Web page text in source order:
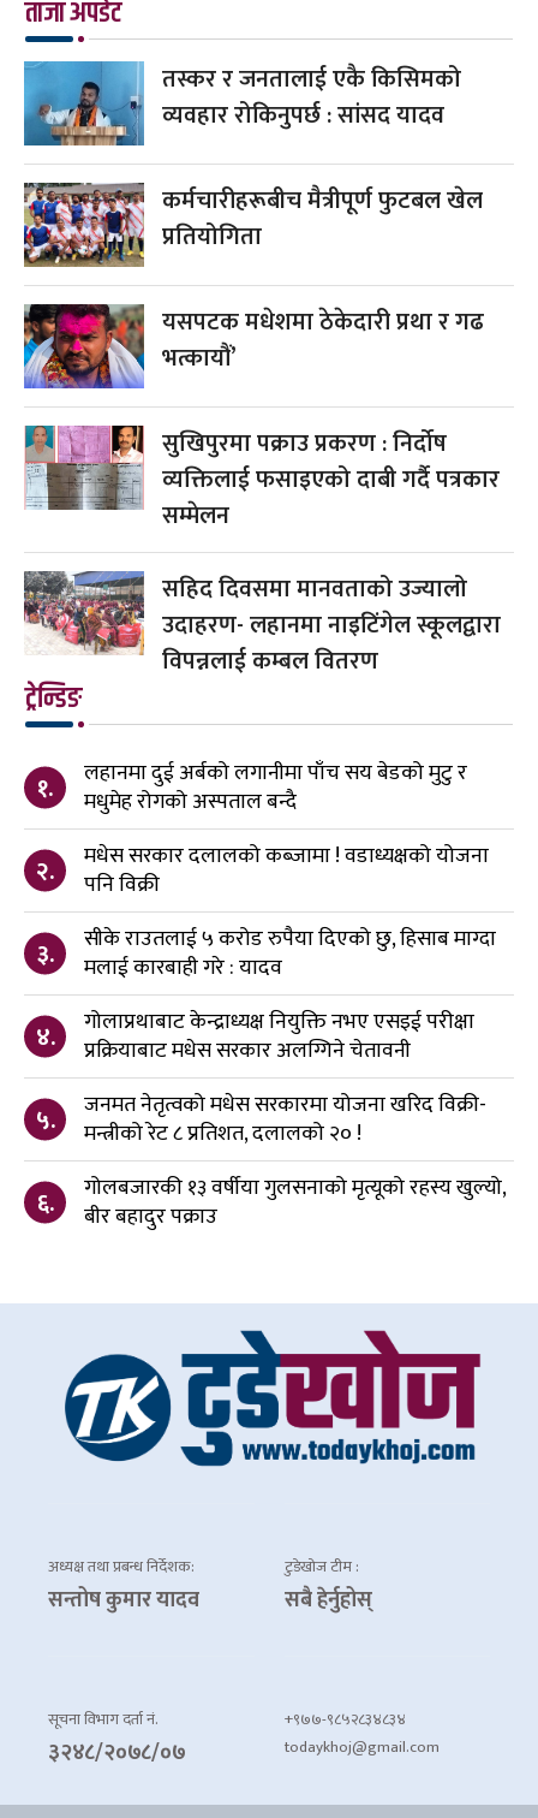
ताजा अपडेट
तस्कर र जनतालाई एकै किसिमको
व्यवहार रोकिनुपर्छ : सांसद यादव
कर्मचारीहरूबीच मैत्रीपूर्ण फुटबल खेल
प्रतियोगिता
यसपटक मधेशमा ठेकेदारी प्रथा र गढ
भत्कायौं’
सुखिपुरमा पक्राउ प्रकरण : निर्दोष
व्यक्तिलाई फसाइएको दाबी गर्दै पत्रकार
सम्मेलन
सहिद दिवसमा मानवताको उज्यालो
उदाहरण- लहानमा नाइटिंगेल स्कूलद्वारा
विपन्नलाई कम्बल वितरण
ट्रेन्डिङ
१.
लहानमा दुई अर्बको लगानीमा पाँच सय बेडको मुटु र
मधुमेह रोगको अस्पताल बन्दै
२.
मधेस सरकार दलालको कब्जामा ! वडाध्यक्षको योजना
पनि विक्री
३.
सीके राउतलाई ५ करोड रुपैया दिएको छु, हिसाब माग्दा
मलाई कारबाही गरे : यादव
४.
गोलाप्रथाबाट केन्द्राध्यक्ष नियुक्ति नभए एसइई परीक्षा
प्रक्रियाबाट मधेस सरकार अलग्गिने चेतावनी
५.
जनमत नेतृत्वको मधेस सरकारमा योजना खरिद विक्री-
मन्त्रीको रेट ८ प्रतिशत, दलालको २० !
६.
गोलबजारकी १३ वर्षीया गुलसनाको मृत्यूको रहस्य खुल्यो,
बीर बहादुर पक्राउ
अध्यक्ष तथा प्रबन्ध निर्देशक:
सन्तोष कुमार यादव
टुडेखोज टीम :
सबै हेर्नुहोस्
सूचना विभाग दर्ता नं.
३२४८/२०७८/०७
+९७७-९८५२८३४८३४
todaykhoj@gmail.com